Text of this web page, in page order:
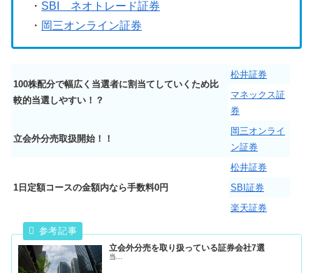
・ SBI ネオトレード証券
・ 岡三オンライン証券
100株配分で幅広く当選者に割当てしていくため比
較的当選しやすい！？
松井証券
マネックス証
券
立会外分売取扱開始！！
岡三オンライ
ン証券
1日定額コースの金額内なら手数料0円
松井証券
SBI証券
楽天証券
立会外分売を取り扱っている証券会社7選
当...